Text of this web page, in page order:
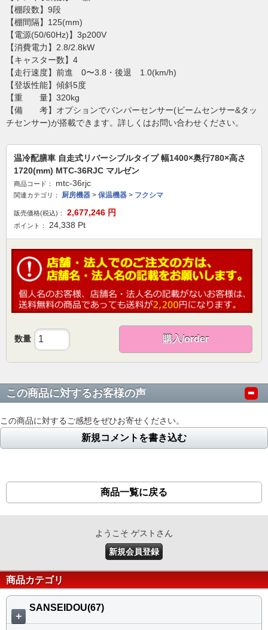
【棚段数】9段
【棚間隔】125(mm)
【電源(50/60Hz)】3p200V
【消費電力】2.8/2.8kW
【キャスター数】4
【走行速度】前進 0〜3.8・後退 1.0(km/h)
【登坂性能】傾斜5度
【重 量】320kg
【備 考】オプションでバンパーセンサー(ビームセンサー&タッ
チセンサー)が搭載できます。詳しくはお問い合わせください。
温冷配膳車 自走式リバーシブルタイプ 幅1400×奥行780×高さ
1720(mm) MTC-36RJC マルゼン
商品コード： mtc-36rjc
関連カテゴリ： 厨房機器 > 保温機器 > フクシマ
販売価格(税込)： 2,677,246 円
ポイント： 24,338 Pt
数量 購入/order
この商品に対するお客様の声
この商品に対するご感想をぜひお寄せください。
新規コメントを書き込む
商品一覧に戻る
ようこそ ゲストさん
新規会員登録
商品カテゴリ
＋
SANSEIDOU(67)